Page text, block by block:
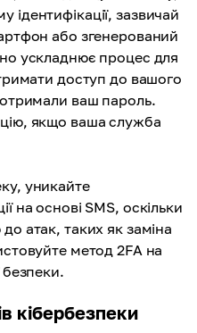
зазвичай
або згенерований
ускладнює процес для
доступ до вашого
ваш пароль.
якщо ваша служба
уникайте
на основі SMS, оскільки
атак, таких як заміна
метод 2FA на
безпеки.
кібербезпеки